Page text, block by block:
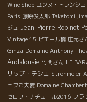
Wine Shop ユンヌ・トランシュ
Paris 藤原俊太郎 Taketomi jima
ジュ Jean-Pierre Robinot
Vintage 15 ピエール橋 庄元さ
Ginza Domaine Anthony
Andalousie 竹間さん LE
リップ・テシエ Strohmeier
ェフご夫妻 Domaine
セロワ・ナチュール2016 フラ